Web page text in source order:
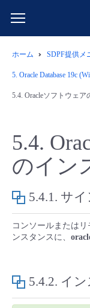
サービス一覧
データ利活
ネットワー
IoT
モニタリン
管理機能
よくある質問
クラウド/
ネットワ
IoT
サポート
料金シミュ
データ利
クラウド/
IoT
ご利用開始ガイ
■ 管理機能
- 管理機能
■ セットアップ
ユースケース
- バックアップ
- データと分析
故障/メンテナン
故障/メン
パートナー
ホーム SDPF提供メ
5. Oracle Database 19c
5.4. Oracleソフトウェア
5.4.
のイン
5.4.1. サイ
コンソールまたは
ンスタンスに、
5.4.2. イ